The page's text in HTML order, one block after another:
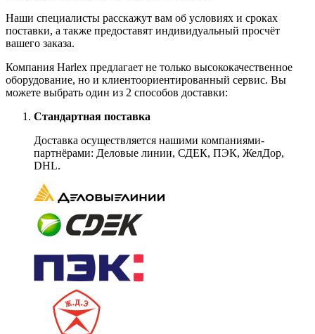
Наши специалисты расскажут вам об условиях и сроках
поставки, а также предоставят индивидуальный просчёт
вашего заказа.
Компания Harlex предлагает не только высококачественное
оборудование, но и клиентоориентированный сервис. Вы
можете выбрать один из 2 способов доставки:
Стандартная поставка
Доставка осуществляется нашими компаниями-
партнёрами: Деловые линии, СДЕК, ПЭК, ЖелДор,
DHL.